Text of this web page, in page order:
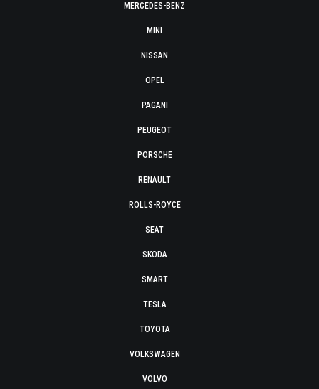
MERCEDES-BENZ
MINI
NISSAN
OPEL
PAGANI
PEUGEOT
PORSCHE
RENAULT
ROLLS-ROYCE
SEAT
SKODA
SMART
TESLA
TOYOTA
VOLKSWAGEN
VOLVO